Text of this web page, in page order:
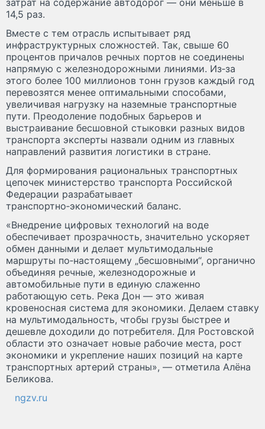
затрат на содержание автодорог — они меньше в
14,5 раз.
Вместе с тем отрасль испытывает ряд
инфраструктурных сложностей. Так, свыше 60
процентов причалов речных портов не соединены
напрямую с железнодорожными линиями. Из‑за
этого более 100 миллионов тонн грузов каждый год
перевозятся менее оптимальными способами,
увеличивая нагрузку на наземные транспортные
пути. Преодоление подобных барьеров и
выстраивание бесшовной стыковки разных видов
транспорта эксперты назвали одним из главных
направлений развития логистики в стране.
Для формирования рациональных транспортных
цепочек министерство транспорта Российской
Федерации разрабатывает
транспортно‑экономический баланс.
«Внедрение цифровых технологий на воде
обеспечивает прозрачность, значительно ускоряет
обмен данными и делает мультимодальные
маршруты по‑настоящему „бесшовными“, органично
объединяя речные, железнодорожные и
автомобильные пути в единую слаженно
работающую сеть. Река Дон — это живая
кровеносная система для экономики. Делаем ставку
на мультимодальность, чтобы грузы быстрее и
дешевле доходили до потребителя. Для Ростовской
области это означает новые рабочие места, рост
экономики и укрепление наших позиций на карте
транспортных артерий страны», — отметила Алёна
Беликова.
ngzv.ru